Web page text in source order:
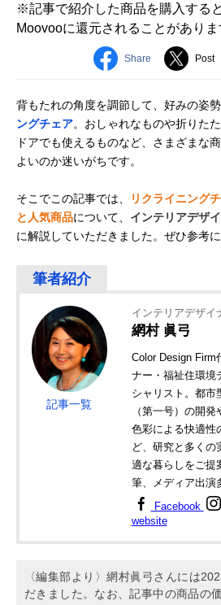
※記事で紹介した商品を購入する
Moovooに還元されることがありま
Share Post
背もたれの角度を調節して、好みの姿
ングチェア。おしゃれなものや折りた
ドアでも使えるものなど、さまざまな
よいのか迷いがちです。
そこでこの記事では、
リクライニング
と人気商品について、 インテリアデザ
に解説していただきました。ぜひ参考に
記事一覧
インテリアデザイ
網村 眞弓
Color Design Firm
ナー・福祉住環境
シャリスト。都市
（第一号）の開
色彩による快適性
ど、研究と多くの
適な暮らしをご提
筆、メディア出演
Facebook
website
〈編集部より〉網村眞弓さんには
だきました。なお、記事中の商品の